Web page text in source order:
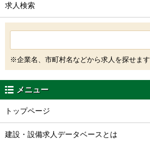
求人検索
※企業名、市町村名などから求人を探せます
メニュー
トップページ
建設・設備求人データベースとは